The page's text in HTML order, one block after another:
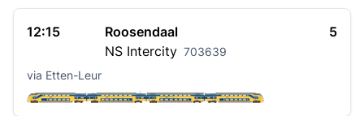
12:15
Roosendaal
NS Intercity 703639
5
via Etten-Leur